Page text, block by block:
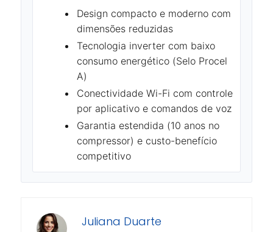
Design compacto e moderno com
dimensões reduzidas
Tecnologia inverter com baixo
consumo energético (Selo Procel
A)
Conectividade Wi-Fi com controle
por aplicativo e comandos de voz
Garantia estendida (10 anos no
compressor) e custo-benefício
competitivo
Juliana Duarte